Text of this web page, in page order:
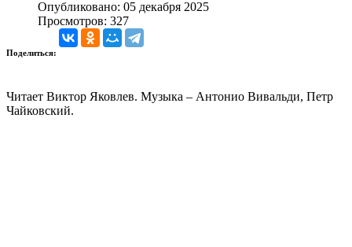
Опубликовано: 05 декабря 2025
Просмотров: 327
Поделиться:
Читает Виктор Яковлев. Музыка – Антонио Вивальди, Петр
Чайковский.